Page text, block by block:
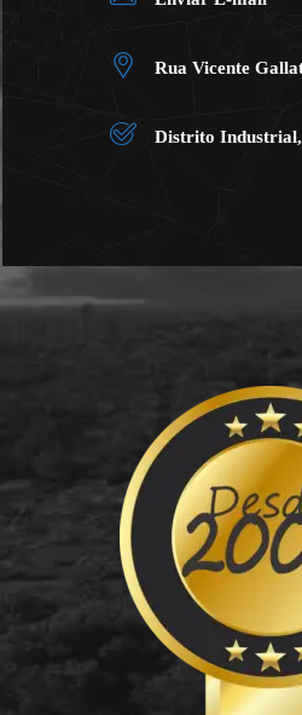
Rua Vicente
Distrito Industrial,